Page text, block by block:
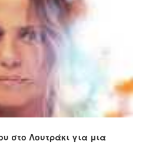
στο Λουτράκι για μια